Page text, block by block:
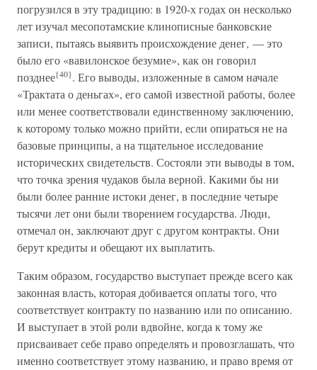
погрузился в эту традицию: в 1920-х годах он несколько
лет изучал месопотамские клинописные банковские
записи, пытаясь выявить происхождение денег, — это
было его «вавилонское безумие», как он говорил
позднее{40}. Его выводы, изложенные в самом начале
«Трактата о деньгах», его самой известной работы, более
или менее соответствовали единственному заключению,
к которому только можно прийти, если опираться не на
базовые принципы, а на тщательное исследование
исторических свидетельств. Состояли эти выводы в том,
что точка зрения чудаков была верной. Какими бы ни
были более ранние истоки денег, в последние четыре
тысячи лет они были творением государства. Люди,
отмечал он, заключают друг с другом контракты. Они
берут кредиты и обещают их выплатить.
Таким образом, государство выступает прежде всего как
законная власть, которая добивается оплаты того, что
соответствует контракту по названию или по описанию.
И выступает в этой роли вдвойне, когда к тому же
присваивает себе право определять и провозглашать, что
именно соответствует этому названию, и право время от